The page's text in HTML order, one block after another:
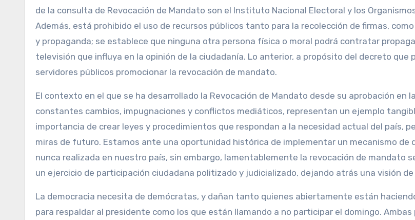
de la consulta de Revocación de Mandato son el Instituto Nacional Electoral y los
Además, está prohibido el uso de recursos públicos tanto para la recolección de firmas,
y propaganda; se establece que ninguna otra persona física o moral podrá contratar
televisión que influya en la opinión de la ciudadanía. Lo anterior, a propósito del decreto que
servidores públicos promocionar la revocación de mandato.
El contexto en el que se ha desarrollado la Revocación de Mandato desde su aprobación en
constantes cambios, impugnaciones y conflictos mediáticos, representan un ejemplo
importancia de crear leyes y procedimientos que respondan a la necesidad actual del país,
miras de futuro. Estamos ante una oportunidad histórica de implementar un mecanismo de
nunca realizada en nuestro país, sin embargo, lamentablemente la revocación de mandato
un ejercicio de participación ciudadana politizado y judicializado, dejando atrás una visión de
La democracia necesita de demócratas, y dañan tanto quienes abiertamente están
para respaldar al presidente como los que están llamando a no participar el domingo.